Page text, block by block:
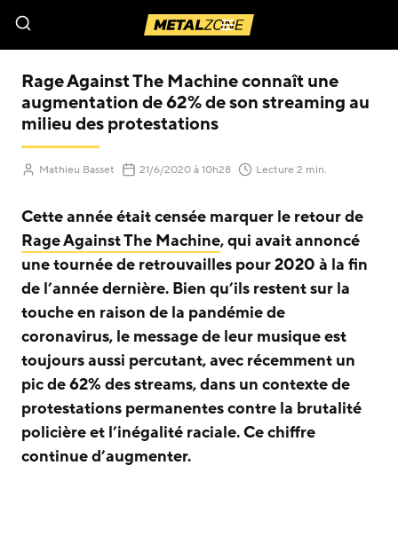
Menu
Rage Against The Machine connaît une
augmentation de 62% de son streaming au
milieu des protestations
Mathieu Basset 21/6/2020(Mis à jour le )
à 10h28 Lecture 2 min.
Cette année était censée marquer le retour de
Rage Against The Machine, qui avait annoncé
une tournée de retrouvailles pour 2020 à la fin
de l’année dernière. Bien qu’ils restent sur la
touche en raison de la pandémie de
coronavirus, le message de leur musique est
toujours aussi percutant, avec récemment un
pic de 62% des streams, dans un contexte de
protestations permanentes contre la brutalité
policière et l’inégalité raciale. Ce chiffre
continue d’augmenter.